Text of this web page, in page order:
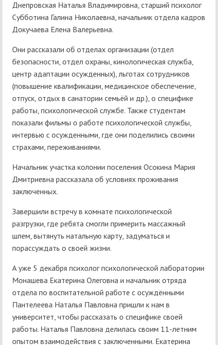
Днепровская Наталья Владимировна, старший психолог
Субботина Галина Николаевна, начальник отдела кадров
Докучаева Елена Валерьевна.
Они рассказали об отделах организации (отдел
безопасности, отдел охраны, кинологическая служба,
центр адаптации осужденных), льготах сотрудников
(повышение квалификации, медицинское обеспечение,
отпуск, отдых в санатории семьёй и др.), о специфике
работы, психологической службе. Также студентам
показали фильмы о работе психологической службы,
интервью с осужденными, где они поделились своими
страхами, переживаниями.
Начальник участка колонии поселения Осокина Мария
Дмитриевна рассказала об условиях проживания
заключенных.
Завершили встречу в комнате психологической
разгрузки, где ребята смогли примерить массажный
шлем, вытянуть натальную карту, задуматься и
порассуждать о своей жизни.
А уже 5 декабря психолог психологической лаборатории
Монашева Екатерина Олеговна и начальник отряда
отдела по воспитательной работе с осуждёнными
Пантелеева Наталья Павловна пришли к нам в
университет, чтобы рассказать о специфике своей
работы. Наталья Павловна делилась своим 11-летним
опытом взаимодействия с заключенными. Екатерина